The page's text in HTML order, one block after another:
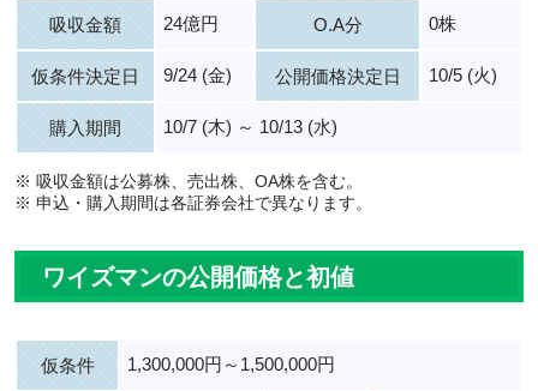
吸収金額 24億円 O.A分 0株
仮条件決定日 9/24 (金) 公開価格決定日 10/5 (火)
購入期間 10/7 (木) ～ 10/13 (水)
※ 吸収金額は公募株、売出株、OA株を含む。
※ 申込・購入期間は各証券会社で異なります。
ワイズマンの公開価格と初値
仮条件 1,300,000円～1,500,000円